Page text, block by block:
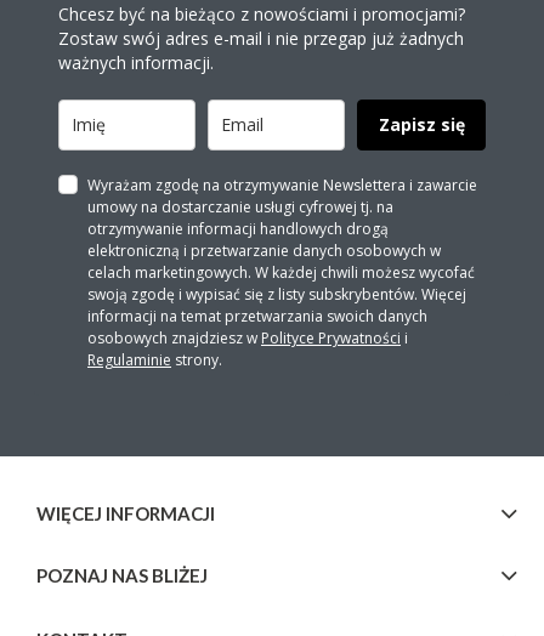
Chcesz być na bieżąco z nowościami i promocjami?
Zostaw swój adres e-mail i nie przegap już żadnych
ważnych informacji.
Zapisz się
Wyrażam zgodę na otrzymywanie Newslettera i zawarcie
umowy na dostarczanie usługi cyfrowej tj. na
otrzymywanie informacji handlowych drogą
elektroniczną i przetwarzanie danych osobowych w
celach marketingowych. W każdej chwili możesz wycofać
swoją zgodę i wypisać się z listy subskrybentów. Więcej
informacji na temat przetwarzania swoich danych
osobowych znajdziesz w Polityce Prywatności i
Regulaminie strony.
WIĘCEJ INFORMACJI
POZNAJ NAS BLIŻEJ